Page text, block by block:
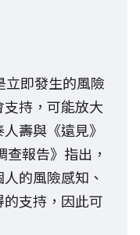
立即發生的風險
持，可能放大
壽與《遠見》
報告》指出，
的風險感知、
支持，因此可